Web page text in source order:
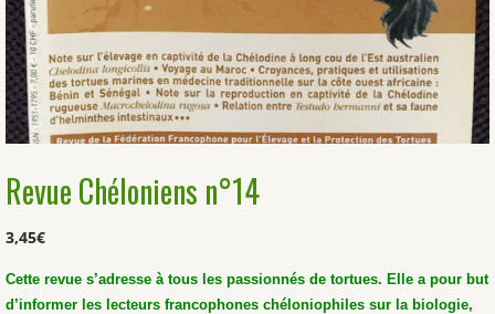
Revue Chéloniens n°14
3,45€
Cette revue s’adresse à tous les passionnés de tortues. Elle a pour but
d’informer les lecteurs francophones chéloniophiles sur la biologie,